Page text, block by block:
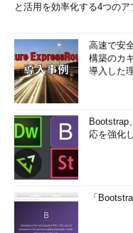
と活用を効率化する4つのア
高速で安
構築のカ
導入した
Bootstrap
応を強化
「